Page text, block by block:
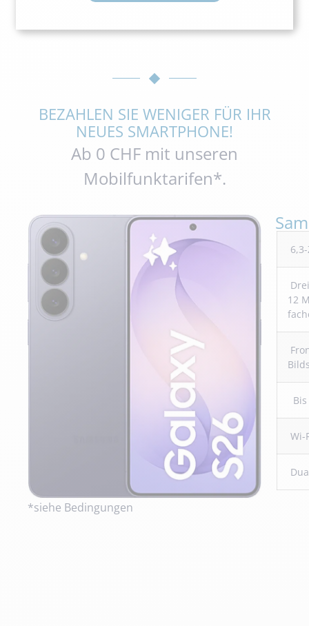
BEZAHLEN SIE WENIGER FÜR IHR
NEUES SMARTPHONE!
Ab 0 CHF mit unseren
Mobilfunktarifen*.
*siehe Bedingungen
12
Wi-